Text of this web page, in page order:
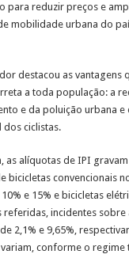
para reduzir preços e
mobilidade urbana do
destacou as vantagens
a toda população: a
e da poluição urbana e
dos ciclistas.
as alíquotas de IPI
bicicletas convencionais
e 15% e bicicletas
referidas, incidentes
2,1% e 9,65%,
conforme o regime